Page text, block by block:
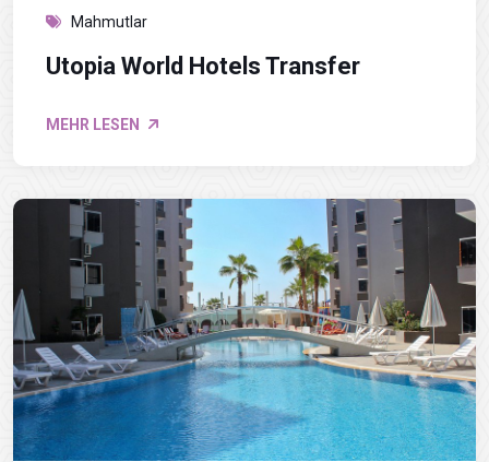
Mahmutlar
Utopia World Hotels Transfer
MEHR LESEN